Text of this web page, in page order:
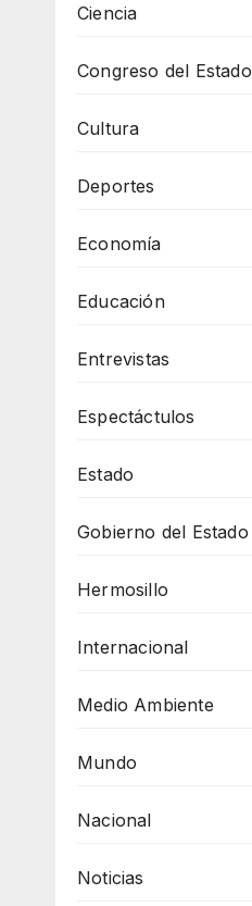
Ciencia
Congreso del Estado
Cultura
Deportes
Economía
Educación
Entrevistas
Espectáctulos
Estado
Gobierno del Estado
Hermosillo
Internacional
Medio Ambiente
Mundo
Nacional
Noticias